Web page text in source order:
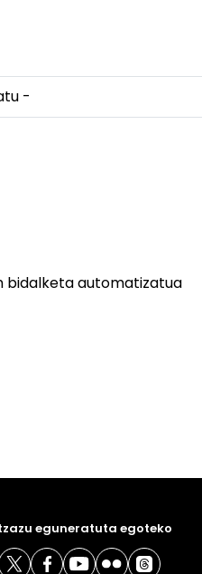
bidalketa automatizatua
eguneratuta egoteko